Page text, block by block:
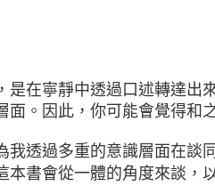
是在寧靜中透過口述轉達出
面。因此，你可能會覺得和
我透過多重的意識層面在談
本書會從一體的角度來談，